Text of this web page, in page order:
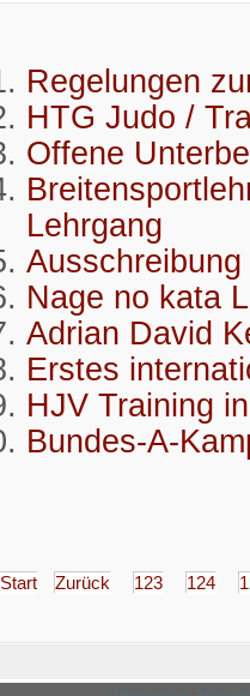
Regelungen
HTG Judo /
Offene
Lehrgang
Nage no kata
Adrian David
Erstes
HJV Training
Bundes-A-
Start Zurück 123 124